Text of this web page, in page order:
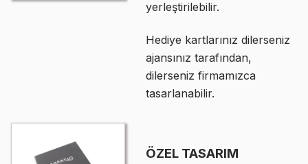
yerleştirilebilir.
Hediye kartlarınız dilerseniz
ajansınız tarafından,
dilerseniz firmamızca
tasarlanabilir.
ÖZEL TASARIM